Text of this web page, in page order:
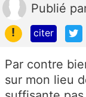
Publié
!
citer
Par contre
sur mon lieu